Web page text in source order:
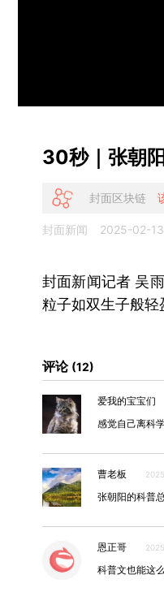
30秒｜张朝
封面区块链
封面新闻 2025-02-
封面新闻记者 吴
粒子如双生子般轻
评论 12
爱我的宝宝们
感觉自己离科
曹老板
张朝阳的科普
恩正哥
科普文也能这